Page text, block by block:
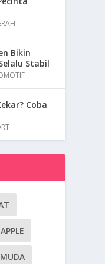
Bikin
Stabil
Coba
APPLE